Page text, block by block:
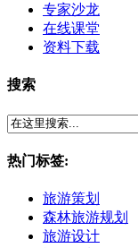
专家沙龙
在线课堂
资料下载
搜索
热门标签:
旅游策划
森林旅游规划
旅游设计